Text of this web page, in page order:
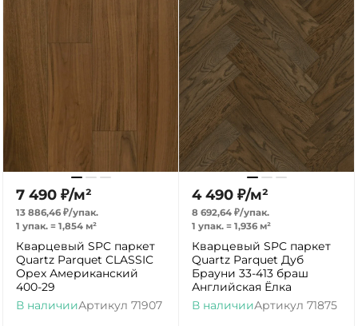
7 490 ₽/м²
13 886,46 ₽/упак.
1 упак. = 1,854 м²
Кварцевый SPC паркет
Quartz Parquet CLASSIC
Орех Американский
400-29
В наличииАртикул 71907
4 490 ₽/м²
8 692,64 ₽/упак.
1 упак. = 1,936 м²
Кварцевый SPC паркет
Quartz Parquet Дуб
Брауни 33-413 браш
Английская Ёлка
В наличииАртикул 71875